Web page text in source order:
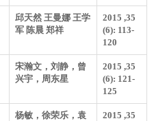
邱天然 王曼娜 王学
军 陈晨 郑祥
2015 ,35
(6): 113-
120
宋瀚文，刘静，曾
兴宇，周东星
2015 ,35
(6): 121-
125
杨敏，徐荣乐，袁
2015 ,35